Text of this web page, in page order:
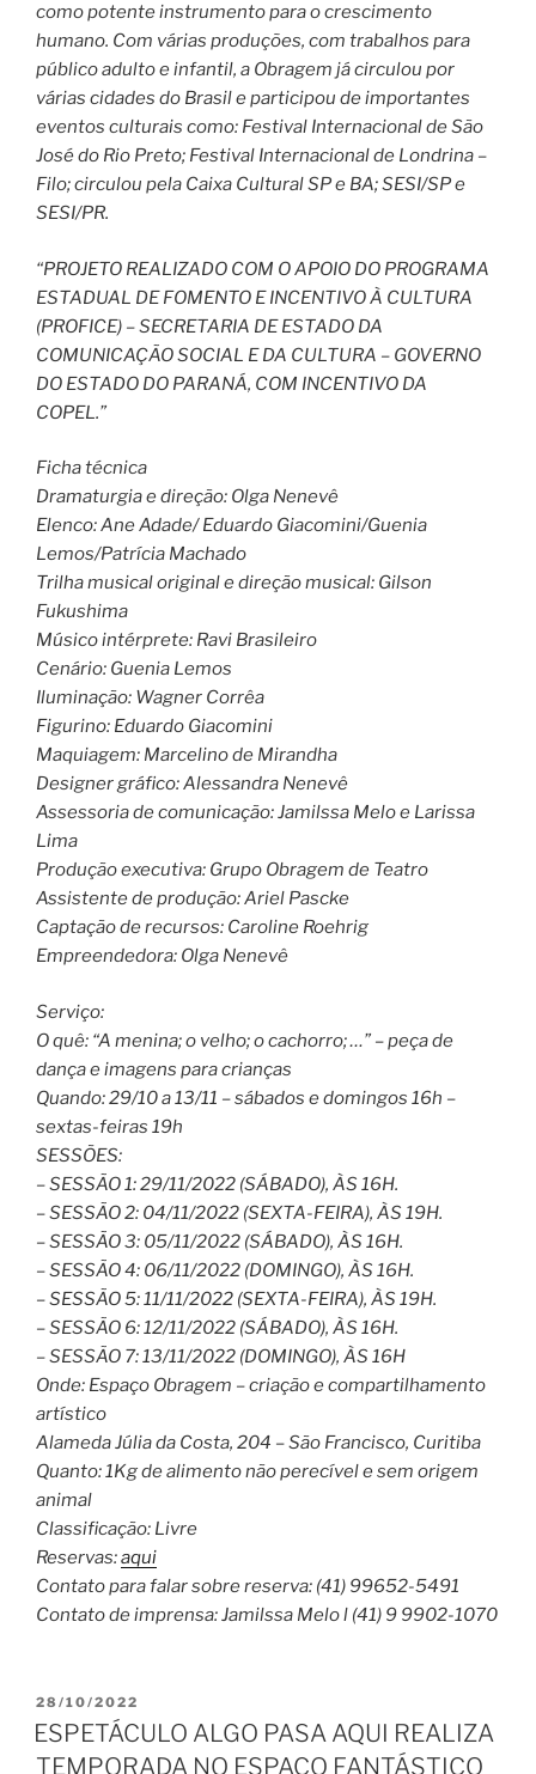
como potente instrumento para o crescimento
humano. Com várias produções, com trabalhos para
público adulto e infantil, a Obragem já circulou por
várias cidades do Brasil e participou de importantes
eventos culturais como: Festival Internacional de São
José do Rio Preto; Festival Internacional de Londrina –
Filo; circulou pela Caixa Cultural SP e BA; SESI/SP e
SESI/PR.
“PROJETO REALIZADO COM O APOIO DO PROGRAMA
ESTADUAL DE FOMENTO E INCENTIVO À CULTURA
(PROFICE) – SECRETARIA DE ESTADO DA
COMUNICAÇÃO SOCIAL E DA CULTURA – GOVERNO
DO ESTADO DO PARANÁ, COM INCENTIVO DA
COPEL.”
Ficha técnica
Dramaturgia e direção: Olga Nenevê
Elenco: Ane Adade/ Eduardo Giacomini/Guenia
Lemos/Patrícia Machado
Trilha musical original e direção musical: Gilson
Fukushima
Músico intérprete: Ravi Brasileiro
Cenário: Guenia Lemos
Iluminação: Wagner Corrêa
Figurino: Eduardo Giacomini
Maquiagem: Marcelino de Mirandha
Designer gráfico: Alessandra Nenevê
Assessoria de comunicação: Jamilssa Melo e Larissa
Lima
Produção executiva: Grupo Obragem de Teatro
Assistente de produção: Ariel Pascke
Captação de recursos: Caroline Roehrig
Empreendedora: Olga Nenevê
Serviço:
O quê: “A menina; o velho; o cachorro; …” – peça de
dança e imagens para crianças
Quando: 29/10 a 13/11 – sábados e domingos 16h –
sextas-feiras 19h
SESSÕES:
– SESSÃO 1: 29/11/2022 (SÁBADO), ÀS 16H.
– SESSÃO 2: 04/11/2022 (SEXTA-FEIRA), ÀS 19H.
– SESSÃO 3: 05/11/2022 (SÁBADO), ÀS 16H.
– SESSÃO 4: 06/11/2022 (DOMINGO), ÀS 16H.
– SESSÃO 5: 11/11/2022 (SEXTA-FEIRA), ÀS 19H.
– SESSÃO 6: 12/11/2022 (SÁBADO), ÀS 16H.
– SESSÃO 7: 13/11/2022 (DOMINGO), ÀS 16H
Onde: Espaço Obragem – criação e compartilhamento
artístico
Alameda Júlia da Costa, 204 – São Francisco, Curitiba
Quanto: 1Kg de alimento não perecível e sem origem
animal
Classificação: Livre
Reservas:aqui
Contato para falar sobre reserva: (41) 99652-5491
Contato de imprensa: Jamilssa Melo l (41) 9 9902-1070
PUBLICADO
EM
28/10/2022
ESPETÁCULO ALGO PASA AQUI REALIZA
TEMPORADA NO ESPAÇO FANTÁSTICO